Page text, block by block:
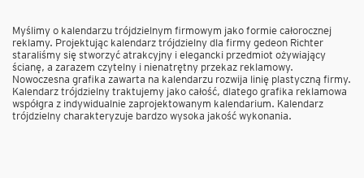
Myślimy o kalendarzu trójdzielnym firmowym jako formie całorocznej
reklamy. Projektując kalendarz trójdzielny dla firmy gedeon Richter
staraliśmy się stworzyć atrakcyjny i elegancki przedmiot ożywiający
ścianę, a zarazem czytelny i nienatrętny przekaz reklamowy.
Nowoczesna grafika zawarta na kalendarzu rozwija linię plastyczną firmy.
Kalendarz trójdzielny traktujemy jako całość, dlatego grafika reklamowa
współgra z indywidualnie zaprojektowanym kalendarium. Kalendarz
trójdzielny charakteryzuje bardzo wysoka jakość wykonania.